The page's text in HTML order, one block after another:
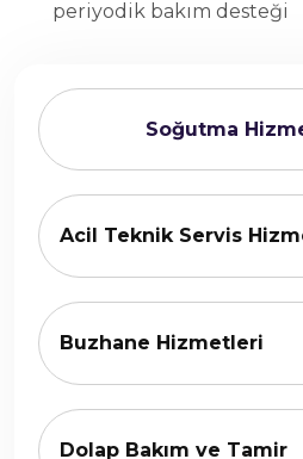
Soğutma
Acil Teknik Servis
Buzhane Hizmetleri
Dolap Bakım ve Tamir
periyodik bakım desteği